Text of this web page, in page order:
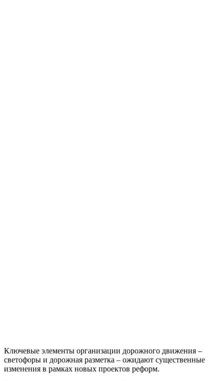
Ключевые элементы организации дорожного движения –
светофоры и дорожная разметка – ожидают существенные
изменения в рамках новых проектов реформ.